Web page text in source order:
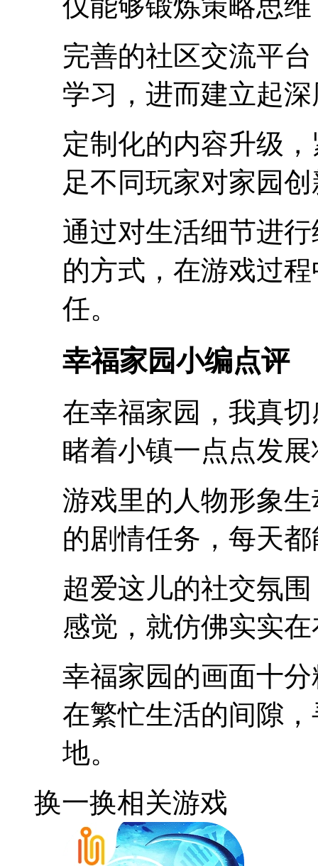
完善的社区交流平
学习，进而建立起
定制化的内容升级
足不同玩家对家园
通过对生活细节进
的方式，在游戏过
任。
幸福家园小编点评
在幸福家园，我真
睹着小镇一点点发
游戏里的人物形象
的剧情任务，每天
超爱这儿的社交氛
感觉，就仿佛实实
幸福家园的画面十
在繁忙生活的间隙
地。
换一换相关游戏